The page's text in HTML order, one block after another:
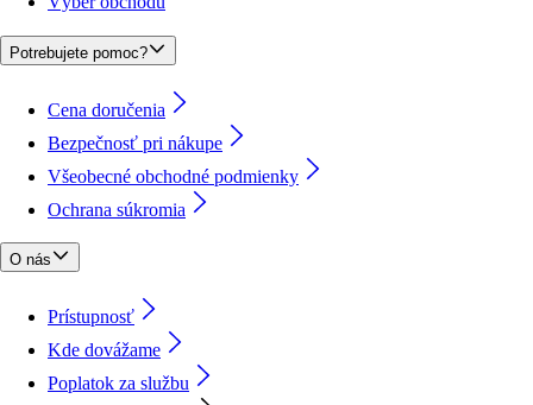
Potrebujete pomoc?
Cena doručenia
Bezpečnosť pri nákupe
Všeobecné obchodné podmienky
Ochrana súkromia
O nás
Prístupnosť
Kde dovážame
Poplatok za službu